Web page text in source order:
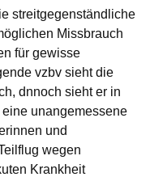
streitgegenständliche
Missbrauch
für gewisse
vzbv sieht die
dnnoch sieht er in
unangemessene
und
wegen
Krankheit